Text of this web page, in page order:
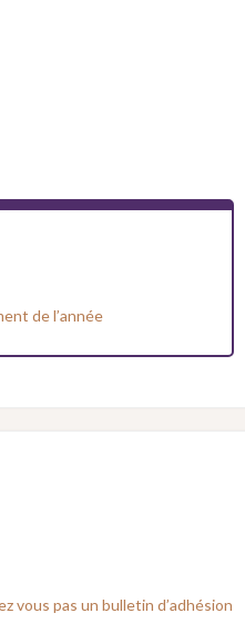
de l’année
vous pas un bulletin d’adhésion